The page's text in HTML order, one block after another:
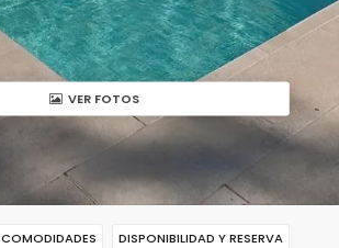
VER FOTOS
COMODIDADES DISPONIBILIDAD Y RESERVA